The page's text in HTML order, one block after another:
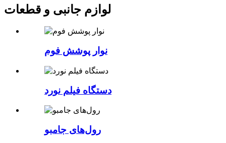
لوازم جانبی و قطعات
نوار پوشش فوم
دستگاه فیلم نورد
رول‌های جامبو